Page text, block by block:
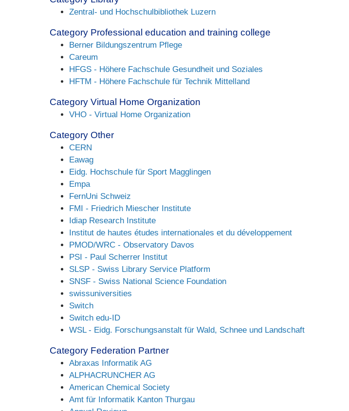
Zentral- und Hochschulbibliothek Luzern
Category Professional education and training college
Berner Bildungszentrum Pflege
Careum
HFGS - Höhere Fachschule Gesundheit und Soziales
HFTM - Höhere Fachschule für Technik Mittelland
Category Virtual Home Organization
VHO - Virtual Home Organization
Category Other
CERN
Eawag
Eidg. Hochschule für Sport Magglingen
Empa
FernUni Schweiz
FMI - Friedrich Miescher Institute
Idiap Research Institute
Institut de hautes études internationales et du développement
PMOD/WRC - Observatory Davos
PSI - Paul Scherrer Institut
SLSP - Swiss Library Service Platform
SNSF - Swiss National Science Foundation
swissuniversities
Switch
Switch edu-ID
WSL - Eidg. Forschungsanstalt für Wald, Schnee und Landschaft
Category Federation Partner
Abraxas Informatik AG
ALPHACRUNCHER AG
American Chemical Society
Amt für Informatik Kanton Thurgau